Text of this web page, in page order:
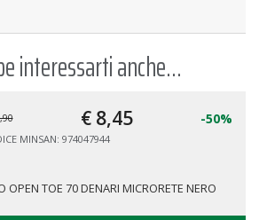
interessarti anche...
€ 8,45 -50%
MINSAN: 974047944
OPEN TOE 70 DENARI MICRORETE NERO